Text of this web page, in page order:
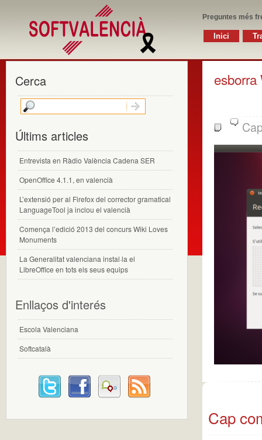
Preguntes més
Inici
esborra
Cap
Cerca
Últims articles
Entrevista en Ràdio València Cadena SER
OpenOffice 4.1.1, en valencià
L’extensió per al Firefox del corrector gramatical
LanguageTool ja inclou el valencià
Comença l’edició 2013 del concurs Wiki Loves
Monuments
La Generalitat valenciana instal·la el
LibreOffice en tots els seus equips
Enllaços d'interés
Escola Valenciana
Softcatalà